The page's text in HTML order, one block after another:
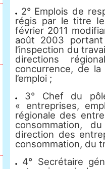
2° Emplois de
régis par le titre
février 2011
août 2003
l’inspection du
directions
concurrence, de
l’emploi ;
3° Chef du
« entreprises,
régionale des
consommation,
direction des
consommation, du
4° Secrétaire